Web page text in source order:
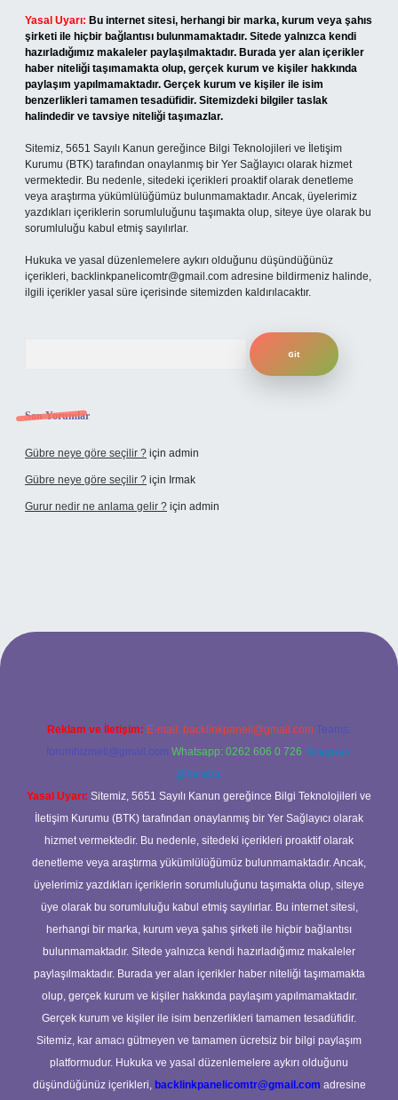
Yasal Uyarı: Bu internet sitesi, herhangi bir marka, kurum veya şahıs
şirketi ile hiçbir bağlantısı bulunmamaktadır. Sitede yalnızca kendi
hazırladığımız makaleler paylaşılmaktadır. Burada yer alan içerikler
haber niteliği taşımamakta olup, gerçek kurum ve kişiler hakkında
paylaşım yapılmamaktadır. Gerçek kurum ve kişiler ile isim
benzerlikleri tamamen tesadüfidir. Sitemizdeki bilgiler taslak
halindedir ve tavsiye niteliği taşımazlar.
Sitemiz, 5651 Sayılı Kanun gereğince Bilgi Teknolojileri ve İletişim
Kurumu (BTK) tarafından onaylanmış bir Yer Sağlayıcı olarak hizmet
vermektedir. Bu nedenle, sitedeki içerikleri proaktif olarak denetleme
veya araştırma yükümlülüğümüz bulunmamaktadır. Ancak, üyelerimiz
yazdıkları içeriklerin sorumluluğunu taşımakta olup, siteye üye olarak bu
sorumluluğu kabul etmiş sayılırlar.
Hukuka ve yasal düzenlemelere aykırı olduğunu düşündüğünüz
içerikleri, backlinkpanelicomtr@gmail.com adresine bildirmeniz halinde,
ilgili içerikler yasal süre içerisinde sitemizden kaldırılacaktır.
Son Yorumlar
Gübre neye göre seçilir ? için admin
Gübre neye göre seçilir ? için Irmak
Gurur nedir ne anlama gelir ? için admin
yeni giriş adresi
Reklam ve İletişim: E-mail: backlinkpaneli@gmail.com Teams:
forumhizmeti@gmail.com Whatsapp: 0262 606 0 726 Telegram:
@karabul
Yasal Uyarı: Sitemiz, 5651 Sayılı Kanun gereğince Bilgi Teknolojileri ve
İletişim Kurumu (BTK) tarafından onaylanmış bir Yer Sağlayıcı olarak
hizmet vermektedir. Bu nedenle, sitedeki içerikleri proaktif olarak
denetleme veya araştırma yükümlülüğümüz bulunmamaktadır. Ancak,
üyelerimiz yazdıkları içeriklerin sorumluluğunu taşımakta olup, siteye
üye olarak bu sorumluluğu kabul etmiş sayılırlar. Bu internet sitesi,
herhangi bir marka, kurum veya şahıs şirketi ile hiçbir bağlantısı
bulunmamaktadır. Sitede yalnızca kendi hazırladığımız makaleler
paylaşılmaktadır. Burada yer alan içerikler haber niteliği taşımamakta
olup, gerçek kurum ve kişiler hakkında paylaşım yapılmamaktadır.
Gerçek kurum ve kişiler ile isim benzerlikleri tamamen tesadüfidir.
Sitemiz, kar amacı gütmeyen ve tamamen ücretsiz bir bilgi paylaşım
platformudur. Hukuka ve yasal düzenlemelere aykırı olduğunu
düşündüğünüz içerikleri, backlinkpanelicomtr@gmail.com adresine